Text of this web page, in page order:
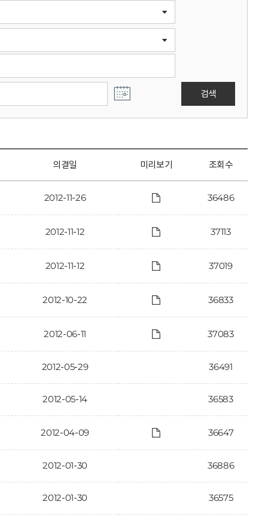
검색
의결일 미리보기 조회수
2012-11-26 36486
2012-11-12 37113
2012-11-12 37019
2012-10-22 36833
2012-06-11 37083
2012-05-29 36491
2012-05-14 36583
2012-04-09 36647
2012-01-30 36886
2012-01-30 36575